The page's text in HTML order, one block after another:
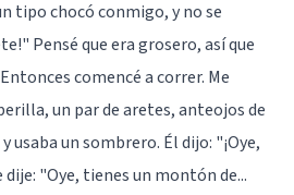
tipo chocó conmigo, y no se
Pensé que era grosero, así que
comencé a correr. Me
un par de aretes, anteojos de
usaba un sombrero. Él dijo: "¡Oye,
"Oye, tienes un montón de...